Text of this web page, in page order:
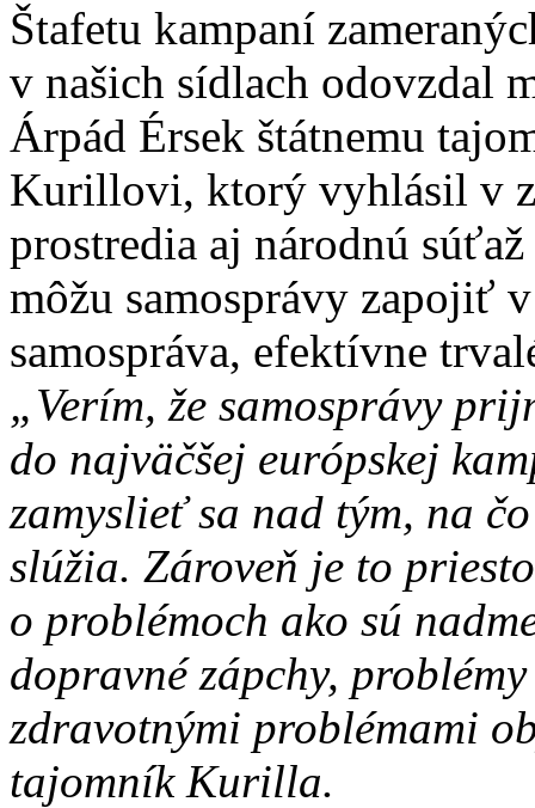
Štafetu kampaní
v našich sídlach odovzdal
Árpád Érsek štátnemu
Kurillovi, ktorý vyhlásil v
prostredia aj národnú
môžu samosprávy zapojiť
samospráva, efektívne
„Verím, že samosprávy
do najväčšej európskej
zamyslieť sa nad tým, na
slúžia. Zároveň je to
o problémoch ako sú
dopravné zápchy,
zdravotnými problémami
tajomník Kurilla.